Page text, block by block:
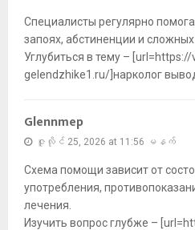
Специалисты регулярно
запоях, абстиненции и
Углубиться в тему –
gelendzhike1.ru/]нарколог
Glennmep
ဇူလိုင် 25, 2026 at 11:56 မနက်
Схема помощи зависит от
употребления,
лечения.
Изучить вопрос глубже –